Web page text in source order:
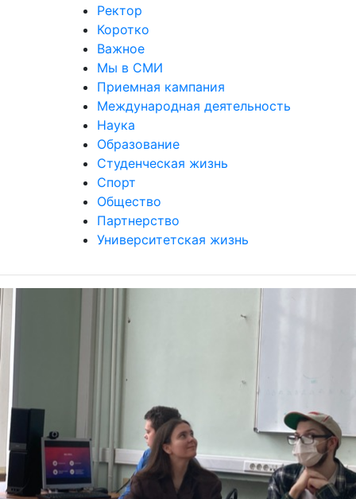
Ректор
Коротко
Важное
Мы в СМИ
Приемная кампания
Международная деятельность
Наука
Образование
Студенческая жизнь
Спорт
Общество
Партнерство
Университетская жизнь